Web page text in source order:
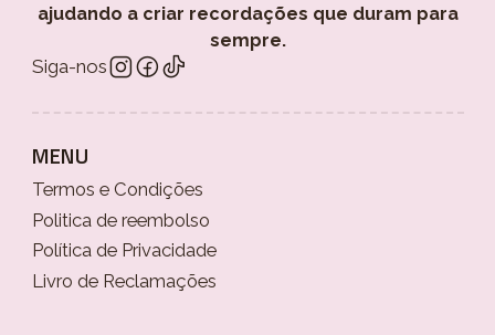
ajudando a criar recordações que duram para
sempre.
Siga-nos
MENU
Termos e Condições
Politica de reembolso
Política de Privacidade
Livro de Reclamações